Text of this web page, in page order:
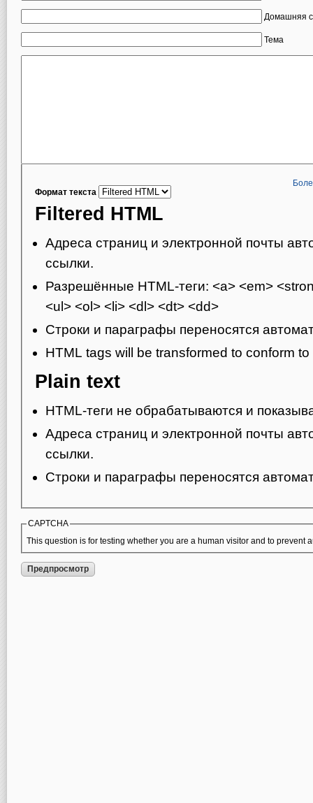
Домашняя
Тема
Формат текста
Filtered HTML
Адреса страниц и электронной почты
ссылки.
Разрешённые HTML-теги: <a> <em>
<ul> <ol> <li> <dl> <dt> <dd>
Строки и параграфы переносятся
HTML tags will be transformed to conform
Plain text
HTML-теги не обрабатываются и
Адреса страниц и электронной почты
ссылки.
Строки и параграфы переносятся
CAPTCHA
This question is for testing whether you are a human visitor and to prevent